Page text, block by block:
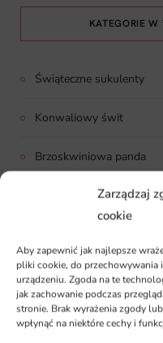
Zarządzaj
cookie
Aby zapewnić jak najlepsze
pliki cookie, do
urządzeniu. Zgoda na te
jak zachowanie podczas
stronie. Brak wyrażenia zgody
wpłynąć na niektóre cechy i
KATEGORIE
Świąteczne sukulenty
Konwaliowy świt
Brzoskwiniowa panda
Mroźne królestwo
Cytrynowe łapki
Różowo-niebieska miłość